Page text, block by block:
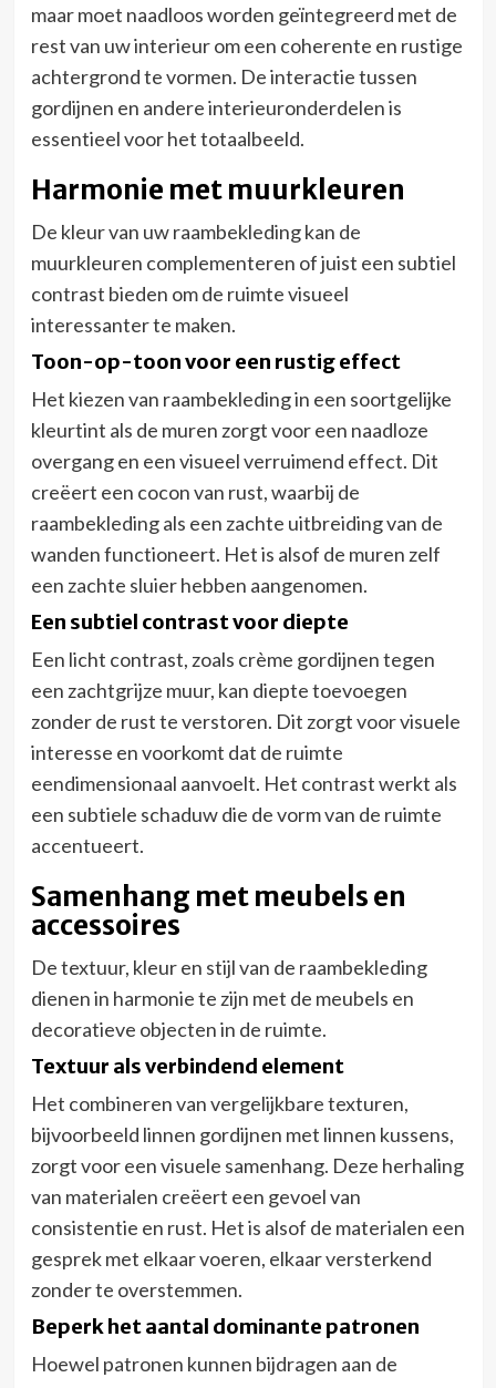
maar moet naadloos worden geïntegreerd met de
rest van uw interieur om een coherente en rustige
achtergrond te vormen. De interactie tussen
gordijnen en andere interieuronderdelen is
essentieel voor het totaalbeeld.
Harmonie met muurkleuren
De kleur van uw raambekleding kan de
muurkleuren complementeren of juist een subtiel
contrast bieden om de ruimte visueel
interessanter te maken.
Toon-op-toon voor een rustig effect
Het kiezen van raambekleding in een soortgelijke
kleurtint als de muren zorgt voor een naadloze
overgang en een visueel verruimend effect. Dit
creëert een cocon van rust, waarbij de
raambekleding als een zachte uitbreiding van de
wanden functioneert. Het is alsof de muren zelf
een zachte sluier hebben aangenomen.
Een subtiel contrast voor diepte
Een licht contrast, zoals crème gordijnen tegen
een zachtgrijze muur, kan diepte toevoegen
zonder de rust te verstoren. Dit zorgt voor visuele
interesse en voorkomt dat de ruimte
eendimensionaal aanvoelt. Het contrast werkt als
een subtiele schaduw die de vorm van de ruimte
accentueert.
Samenhang met meubels en
accessoires
De textuur, kleur en stijl van de raambekleding
dienen in harmonie te zijn met de meubels en
decoratieve objecten in de ruimte.
Textuur als verbindend element
Het combineren van vergelijkbare texturen,
bijvoorbeeld linnen gordijnen met linnen kussens,
zorgt voor een visuele samenhang. Deze herhaling
van materialen creëert een gevoel van
consistentie en rust. Het is alsof de materialen een
gesprek met elkaar voeren, elkaar versterkend
zonder te overstemmen.
Beperk het aantal dominante patronen
Hoewel patronen kunnen bijdragen aan de